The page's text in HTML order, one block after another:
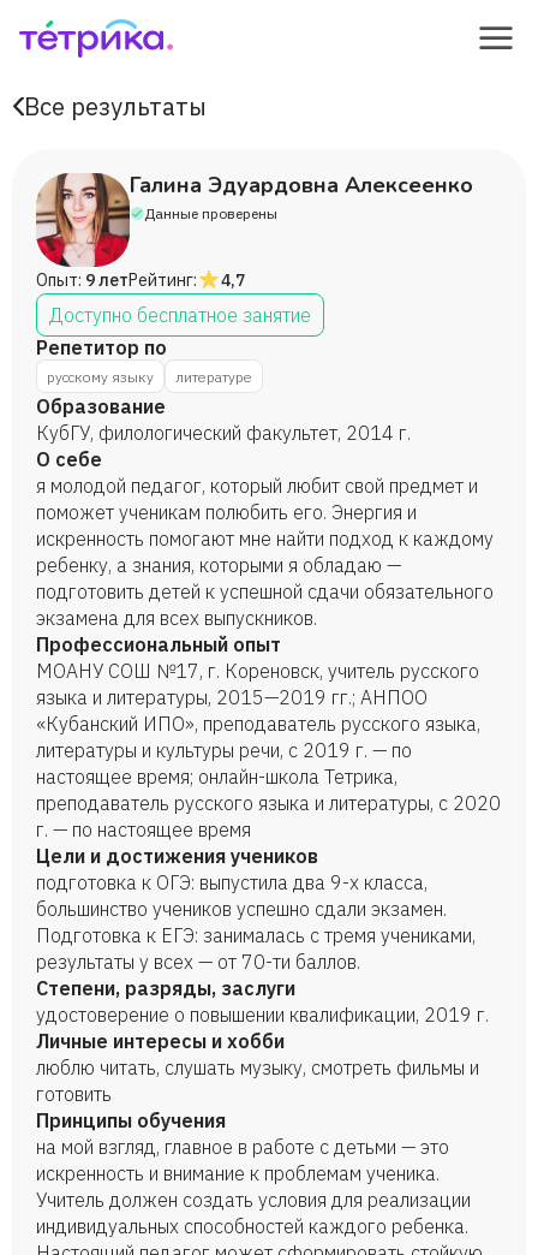
Все результаты
Галина Эдуардовна Алексеенко
Данные проверены
Опыт: 9 летРейтинг: 4,7
Доступно бесплатное занятие
Репетитор по
русскому языку литературе
Образование
КубГУ, филологический факультет, 2014 г.
О себе
я молодой педагог, который любит свой предмет и
поможет ученикам полюбить его. Энергия и
искренность помогают мне найти подход к каждому
ребенку, а знания, которыми я обладаю —
подготовить детей к успешной сдачи обязательного
экзамена для всех выпускников.
Профессиональный опыт
МОАНУ СОШ №17, г. Кореновск, учитель русского
языка и литературы, 2015—2019 гг.; АНПОО
«Кубанский ИПО», преподаватель русского языка,
литературы и культуры речи, с 2019 г. — по
настоящее время; онлайн-школа Тетрика,
преподаватель русского языка и литературы, с 2020
г. — по настоящее время
Цели и достижения учеников
подготовка к ОГЭ: выпустила два 9-х класса,
большинство учеников успешно сдали экзамен.
Подготовка к ЕГЭ: занималась с тремя учениками,
результаты у всех — от 70-ти баллов.
Степени, разряды, заслуги
удостоверение о повышении квалификации, 2019 г.
Личные интересы и хобби
люблю читать, слушать музыку, смотреть фильмы и
готовить
Принципы обучения
на мой взгляд, главное в работе с детьми — это
искренность и внимание к проблемам ученика.
Учитель должен создать условия для реализации
индивидуальных способностей каждого ребенка.